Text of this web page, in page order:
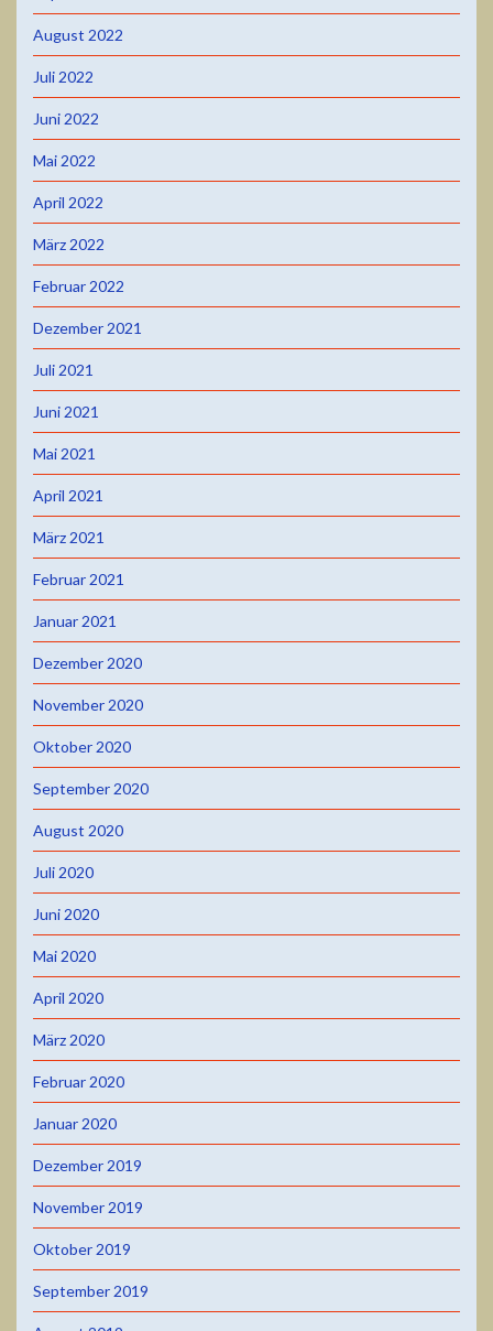
August 2022
Juli 2022
Juni 2022
Mai 2022
April 2022
März 2022
Februar 2022
Dezember 2021
Juli 2021
Juni 2021
Mai 2021
April 2021
März 2021
Februar 2021
Januar 2021
Dezember 2020
November 2020
Oktober 2020
September 2020
August 2020
Juli 2020
Juni 2020
Mai 2020
April 2020
März 2020
Februar 2020
Januar 2020
Dezember 2019
November 2019
Oktober 2019
September 2019